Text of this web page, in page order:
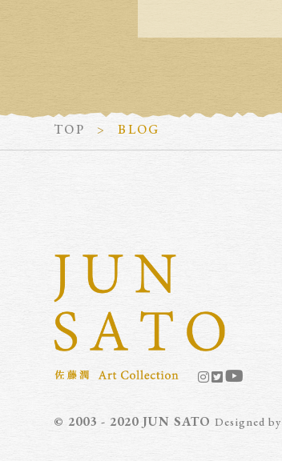
TOP BLOG
© 2003 - 2020 JUN SATODesigned